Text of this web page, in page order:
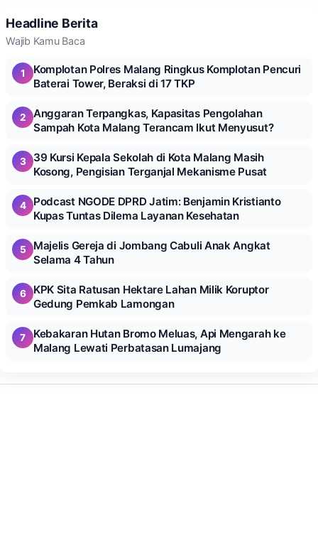
Headline Berita
Wajib Kamu Baca
1
Komplotan Polres Malang Ringkus Komplotan Pencuri
Baterai Tower, Beraksi di 17 TKP
2
Anggaran Terpangkas, Kapasitas Pengolahan
Sampah Kota Malang Terancam Ikut Menyusut?
3
39 Kursi Kepala Sekolah di Kota Malang Masih
Kosong, Pengisian Terganjal Mekanisme Pusat
4
Podcast NGODE DPRD Jatim: Benjamin Kristianto
Kupas Tuntas Dilema Layanan Kesehatan
5
Majelis Gereja di Jombang Cabuli Anak Angkat
Selama 4 Tahun
6
KPK Sita Ratusan Hektare Lahan Milik Koruptor
Gedung Pemkab Lamongan
7
Kebakaran Hutan Bromo Meluas, Api Mengarah ke
Malang Lewati Perbatasan Lumajang